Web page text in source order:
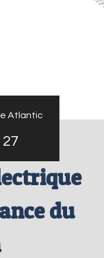
Atlantic
27
du